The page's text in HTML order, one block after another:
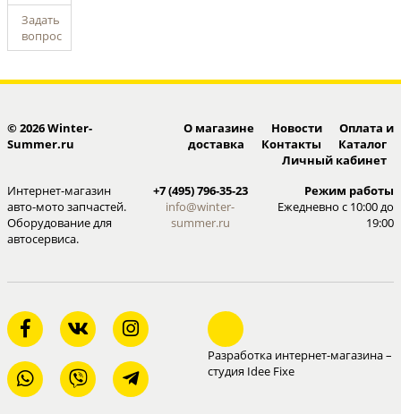
Задать
вопрос
О магазине Новости
Оплата и
доставка
Контакты
Каталог
Личный кабинет
© 2026 Winter-
Summer.ru
Интернет-магазин
авто-мото запчастей.
Оборудование для
автосервиса.
+7 (495) 796-35-23
info@winter-
summer.ru
Режим работы
Ежедневно с 10:00 до
19:00
Разработка интернет-магазина –
студия Idee Fixe